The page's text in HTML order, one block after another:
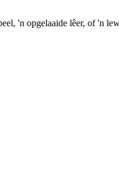
'n opgelaaide lêer, of 'n